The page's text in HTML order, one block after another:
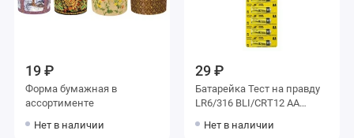
19 ₽
Форма бумажная в
ассортименте
Нет в наличии
29 ₽
Батарейка Тест на правду
LR6/316 BLI/CRT12 AA
Нет в наличии